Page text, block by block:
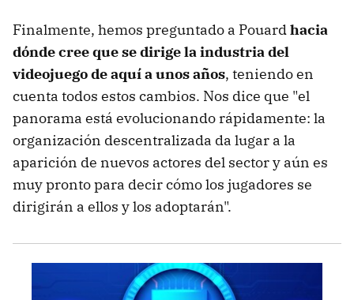
Finalmente, hemos preguntado a Pouardhacia
dónde cree que se dirige la industria del
videojuego de aquí a unos años, teniendo en
cuenta todos estos cambios. Nos dice que "el
panorama está evolucionando rápidamente: la
organización descentralizada da lugar a la
aparición de nuevos actores del sector y aún es
muy pronto para decir cómo los jugadores se
dirigirán a ellos y los adoptarán".